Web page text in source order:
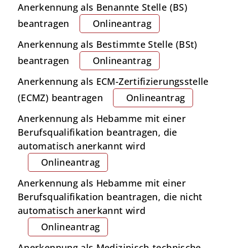
Anerkennung als Benannte Stelle (BS)
beantragen
Onlineantrag
Anerkennung als Bestimmte Stelle (BSt)
beantragen
Onlineantrag
Anerkennung als ECM-Zertifizierungsstelle
(ECMZ) beantragen
Onlineantrag
Anerkennung als Hebamme mit einer
Berufsqualifikation beantragen, die
automatisch anerkannt wird
Onlineantrag
Anerkennung als Hebamme mit einer
Berufsqualifikation beantragen, die nicht
automatisch anerkannt wird
Onlineantrag